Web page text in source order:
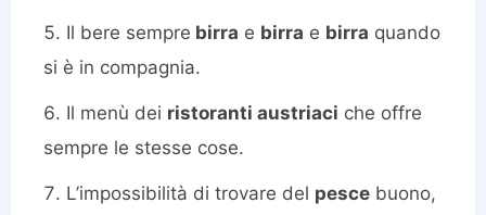
Il bere sempre birra e birra e birra quando
si è in compagnia.
Il menù dei ristoranti austriaci che offre
sempre le stesse cose.
L’impossibilità di trovare del pesce buono,